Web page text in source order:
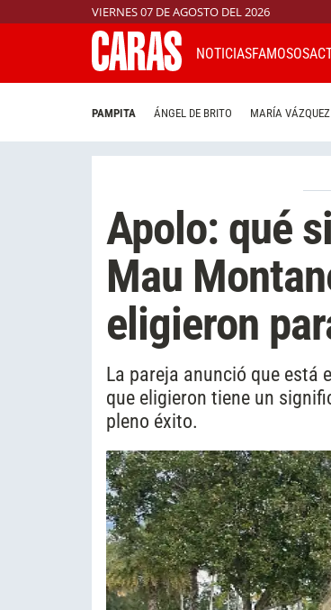
VIERNES 07 DE AGOSTO DEL 2026
NOTICIASFAMOSOS
PAMPITA ÁNGEL DE BRITO MARÍA VÁZQUEZ
Apolo: qué
Mau
eligieron
La pareja anunció que está
que eligieron tiene un
pleno éxito.